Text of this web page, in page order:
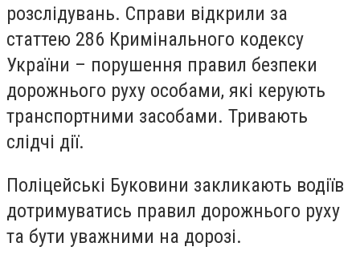
розслідувань. Справи відкрили за
статтею 286 Кримінального кодексу
України – порушення правил безпеки
дорожнього руху особами, які керують
транспортними засобами. Тривають
слідчі дії.
Поліцейські Буковини закликають водіїв
дотримуватись правил дорожнього руху
та бути уважними на дорозі.